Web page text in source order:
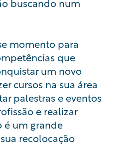
momento para
que
um novo
cursos na sua área
palestras e eventos
e realizar
é um grande
recolocação